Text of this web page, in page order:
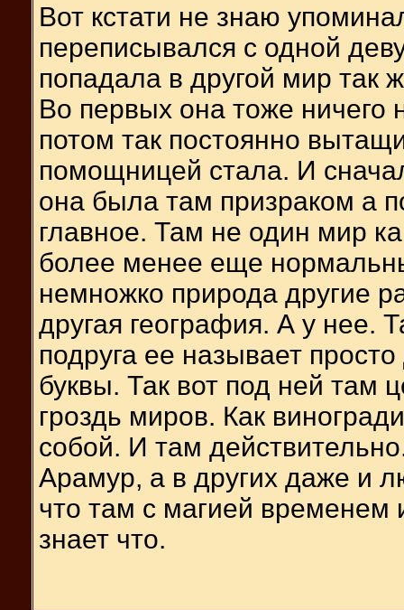
Вот кстати не знаю
переписывался с одной
попадала в другой мир так
Во первых она тоже
потом так постоянно
помощницей стала. И
она была там призраком а
главное. Там не один мир
более менее еще
немножко природа другие
другая география. А у нее.
подруга ее называет
буквы. Так вот под ней там
гроздь миров. Как
собой. И там
Арамур, а в других даже и
что там с магией временем
знает что.